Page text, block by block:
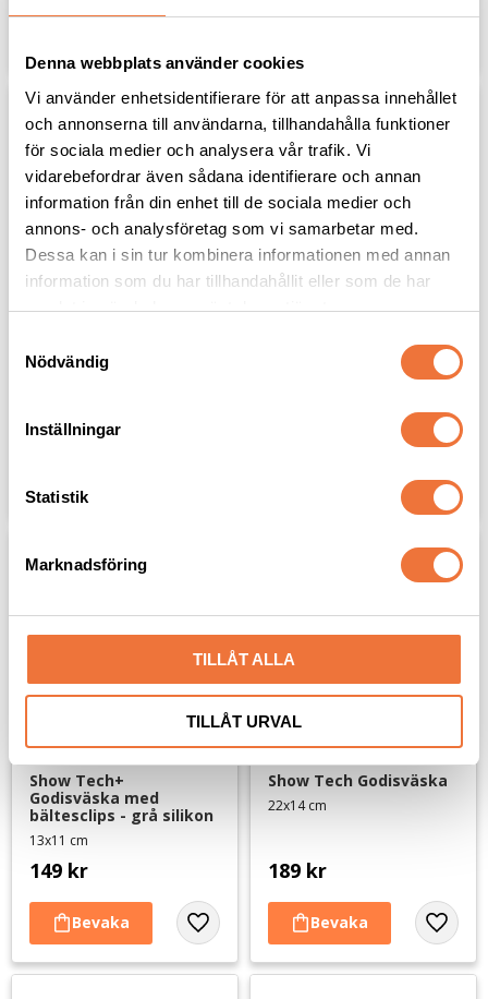
Denna webbplats använder cookies
Vi använder enhetsidentifierare för att anpassa innehållet
och annonserna till användarna, tillhandahålla funktioner
för sociala medier och analysera vår trafik. Vi
vidarebefordrar även sådana identifierare och annan
information från din enhet till de sociala medier och
annons- och analysföretag som vi samarbetar med.
Dessa kan i sin tur kombinera informationen med annan
information som du har tillhandahållit eller som de har
samlat in när du har använt deras tjänster.
Nödvändig
Inställningar
Statistik
Marknadsföring
TILLÅT ALLA
TILLÅT URVAL
midjeväska/axelväska
24x11x8 cm
219kr
Med clips för bälte och
Lägg
Show Tech+
Godisväska med
bältesclips - grå silikon
13x11 cm
149 kr
Lägg till i favoriter
Show Tech Godisväska
22x14 cm
189 kr
Lägg